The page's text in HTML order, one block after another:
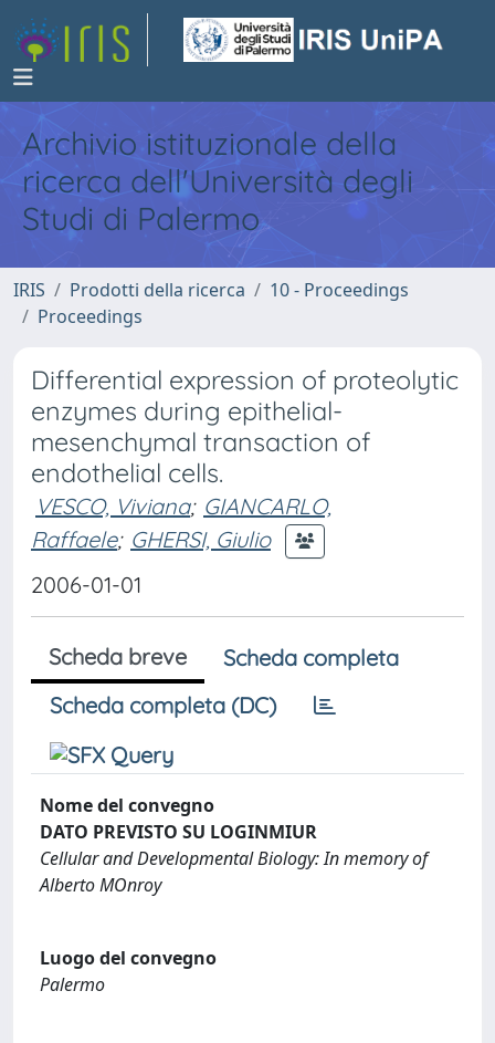
Archivio istituzionale della
ricerca dell'Università degli
Studi di Palermo
IRIS Prodotti della ricerca
10 - Proceedings
Proceedings
Differential expression of proteolytic
enzymes during epithelial-
mesenchymal transaction of
endothelial cells.
VESCO, Viviana; GIANCARLO,
Raffaele; GHERSI, Giulio
2006-01-01
Scheda breve
Scheda completa
Scheda completa (DC)
Nome del convegno
DATO PREVISTO SU LOGINMIUR
Cellular and Developmental Biology: In memory of
Alberto MOnroy
Luogo del convegno
Palermo